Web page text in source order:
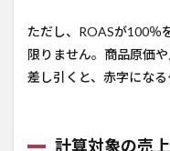
ただし、ROASが100％
限りません。商品原価
差し引くと、赤字になる
計算対象の売